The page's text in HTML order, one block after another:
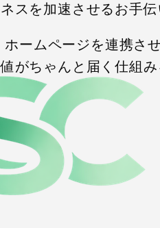
スを加速させるお手伝
ームページを連携させ
がちゃんと届く仕組み